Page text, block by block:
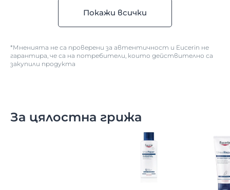
Покажи всички
*Мненията не са проверени за автентичност и Eucerin не
гарантира, че са на потребители, които действително са
закупили продукта
За цялостна грижа